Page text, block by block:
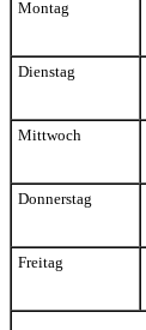
Montag
Dienstag
Mittwoch
Donnerstag
Freitag